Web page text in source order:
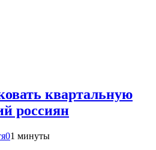
квартальную
россиян
01 минуты